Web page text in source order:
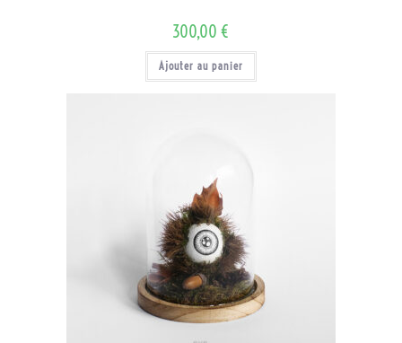
300,00 €
Ajouter au panier